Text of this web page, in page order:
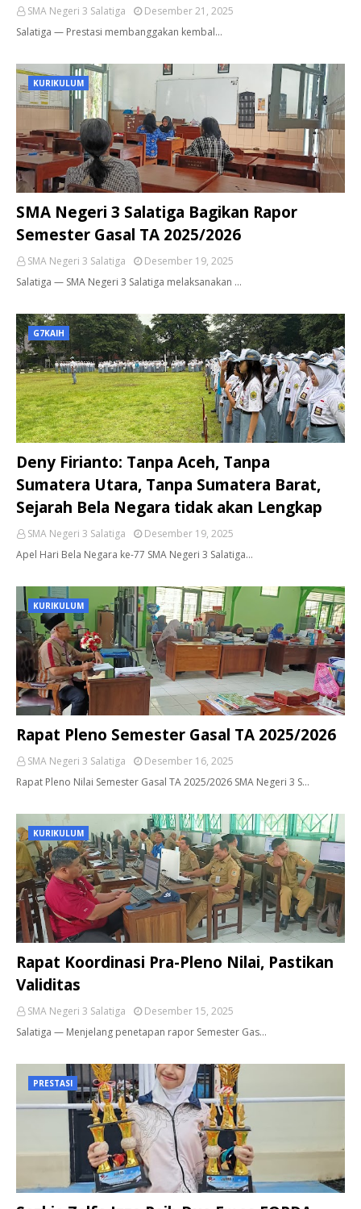
SMA Negeri 3 Salatiga
Desember 21, 2025
Salatiga — Prestasi membanggakan kembal…
KURIKULUM
SMA Negeri 3 Salatiga Bagikan Rapor
Semester Gasal TA 2025/2026
SMA Negeri 3 Salatiga
Desember 19, 2025
Salatiga — SMA Negeri 3 Salatiga melaksanakan …
G7KAIH
Deny Firianto: Tanpa Aceh, Tanpa
Sumatera Utara, Tanpa Sumatera Barat,
Sejarah Bela Negara tidak akan Lengkap
SMA Negeri 3 Salatiga
Desember 19, 2025
Apel Hari Bela Negara ke-77 SMA Negeri 3 Salatiga…
KURIKULUM
Rapat Pleno Semester Gasal TA 2025/2026
SMA Negeri 3 Salatiga
Desember 16, 2025
Rapat Pleno Nilai Semester Gasal TA 2025/2026 SMA Negeri 3 S…
KURIKULUM
Rapat Koordinasi Pra-Pleno Nilai, Pastikan
Validitas
SMA Negeri 3 Salatiga
Desember 15, 2025
Salatiga — Menjelang penetapan rapor Semester Gas…
PRESTASI